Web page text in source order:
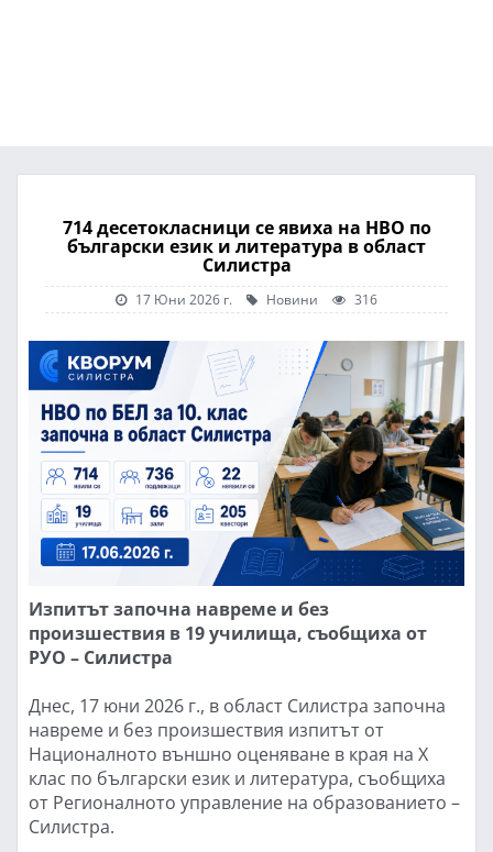
714 десетокласници се явиха на НВО по
български език и литература в област
Силистра
17 Юни 2026 г. Новини 316
Изпитът започна навреме и без
произшествия в 19 училища, съобщиха от
РУО – Силистра
Днес, 17 юни 2026 г., в област Силистра започна
навреме и без произшествия изпитът от
Националното външно оценяване в края на X
клас по български език и литература, съобщиха
от Регионалното управление на образованието –
Силистра.